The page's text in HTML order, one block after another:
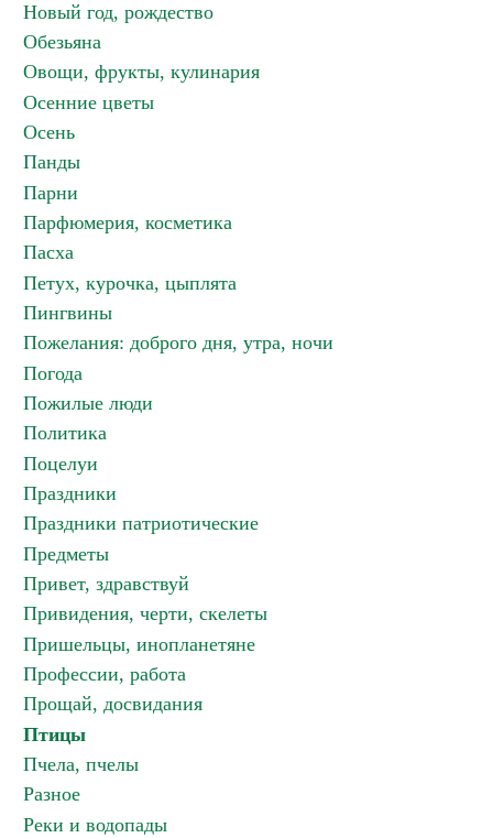
Новый год, рождество
Обезьяна
Овощи, фрукты, кулинария
Осенние цветы
Осень
Панды
Парни
Парфюмерия, косметика
Пасха
Петух, курочка, цыплята
Пингвины
Пожелания: доброго дня, утра, ночи
Погода
Пожилые люди
Политика
Поцелуи
Праздники
Праздники патриотические
Предметы
Привет, здравствуй
Привидения, черти, скелеты
Пришельцы, инопланетяне
Профессии, работа
Прощай, досвидания
Птицы
Пчела, пчелы
Разное
Реки и водопады